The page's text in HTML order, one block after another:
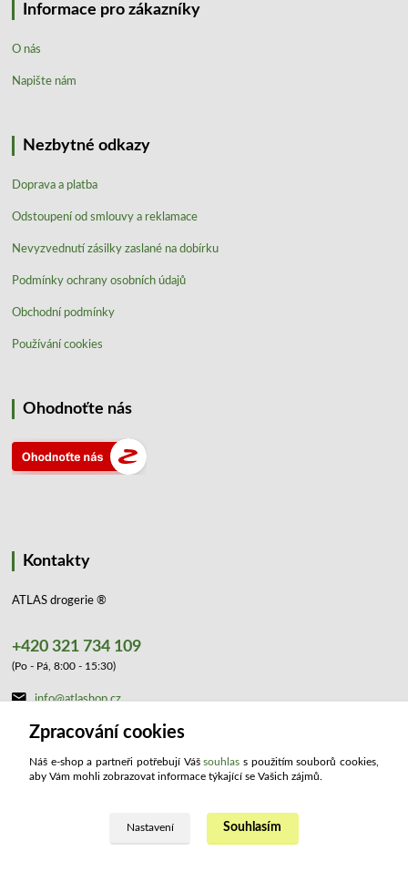
Informace pro zákazníky
O nás
Napište nám
Nezbytné odkazy
Doprava a platba
Odstoupení od smlouvy a reklamace
Nevyzvednutí zásilky zaslané na dobírku
Podmínky ochrany osobních údajů
Obchodní podmínky
Používání cookies
Ohodnoťte nás
Kontakty
ATLAS drogerie ®
+420 321 734 109
(Po - Pá, 8:00 - 15:30)
info@atlashop.cz
Upravit sběr cookies.
Zpracování cookies
Náš e-shop a partneři potřebují Vášsouhlas s použitím souborů cookies,
aby Vám mohli zobrazovat informace týkající se Vašich zájmů.
Nastavení Souhlasím